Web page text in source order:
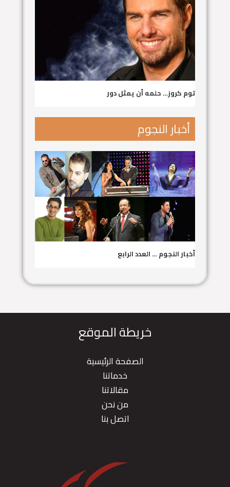
توم كروز… حلمه أن يمثل دور
أخبار النجوم
أخبار النجوم … العدد الرابع
خريطة الموقع
الصفحة الرئيسية
خدماتنا
مقالاتنا
من نحن
اتصل بنا